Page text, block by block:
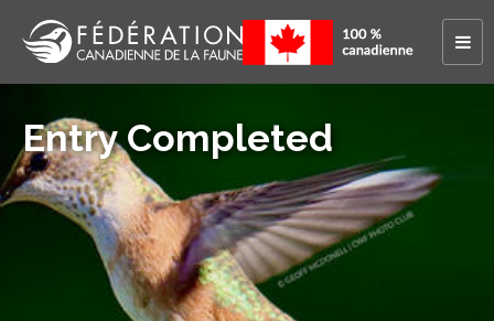
Entry Completed